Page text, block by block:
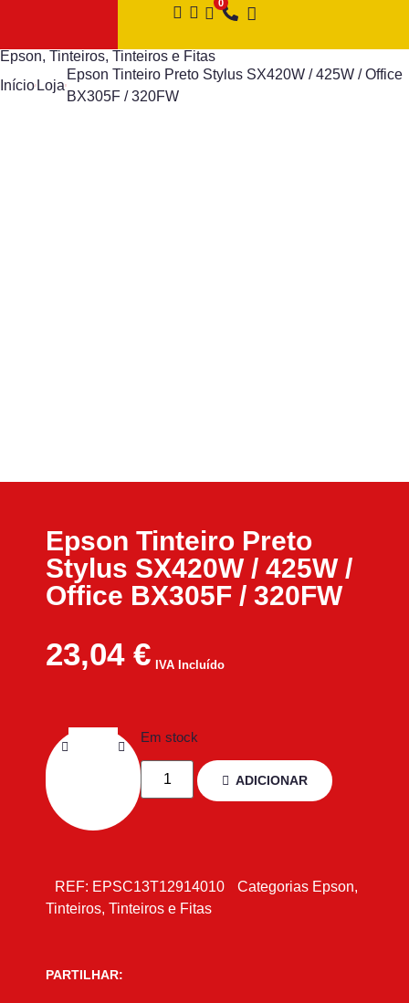
Epson, Tinteiros, Tinteiros e Fitas
Início Loja
Epson Tinteiro Preto Stylus SX420W / 425W / Office
BX305F / 320FW
Epson Tinteiro Preto
Stylus SX420W / 425W /
Office BX305F / 320FW
23,04 € IVA Incluído
Em stock
ADICIONAR
REF: EPSC13T12914010 Categorias Epson,
Tinteiros, Tinteiros e Fitas
PARTILHAR: